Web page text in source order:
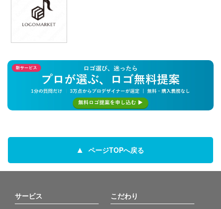
ページTOPへ戻る
サービス こだわり